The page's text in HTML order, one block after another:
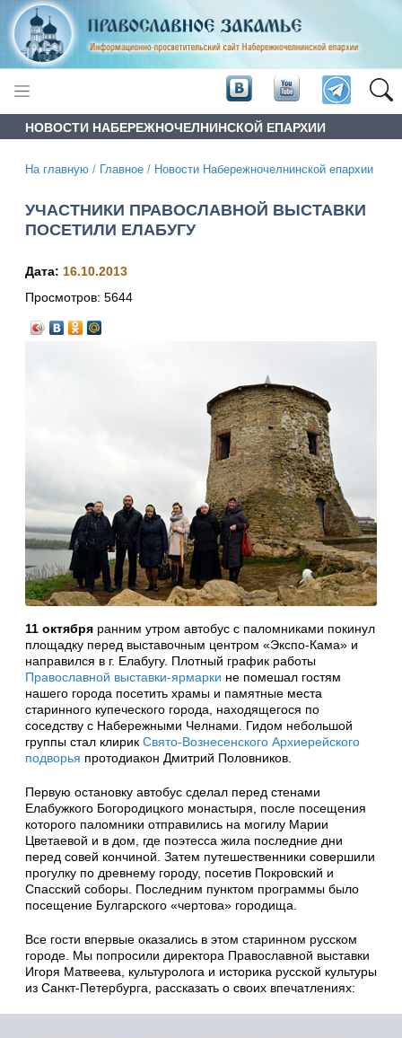
НОВОСТИ НАБЕРЕЖНОЧЕЛНИНСКОЙ ЕПАРХИИ
На главную / Главное / Новости Набережночелнинской епархии
УЧАСТНИКИ ПРАВОСЛАВНОЙ ВЫСТАВКИ
ПОСЕТИЛИ ЕЛАБУГУ
Дата: 16.10.2013
Просмотров: 5644
11 октября ранним утром автобус с паломниками покинул
площадку перед выставочным центром «Экспо-Кама» и
направился в г. Елабугу. Плотный график работы
Православной выставки-ярмарки не помешал гостям
нашего города посетить храмы и памятные места
старинного купеческого города, находящегося по
соседству с Набережными Челнами. Гидом небольшой
группы стал клирик Свято-Вознесенского Архиерейского
подворья протодиакон Дмитрий Половников.
Первую остановку автобус сделал перед стенами
Елабужкого Богородицкого монастыря, после посещения
которого паломники отправились на могилу Марии
Цветаевой и в дом, где поэтесса жила последние дни
перед совей кончиной. Затем путешественники совершили
прогулку по древнему городу, посетив Покровский и
Спасский соборы. Последним пунктом программы было
посещение Булгарского «чертова» городища.
Все гости впервые оказались в этом старинном русском
городе. Мы попросили директора Православной выставки
Игоря Матвеева, культуролога и историка русской культуры
из Санкт-Петербурга, рассказать о своих впечатлениях: